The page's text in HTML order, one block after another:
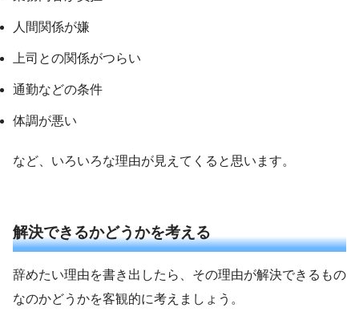
人間関係が嫌
上司との関係がつらい
通勤などの条件
体調が悪い
など、いろいろな理由が見えてくると思います。
解決できるかどうかを考える
辞めたい理由を書き出したら、その理由が解決できるもの
なのかどうかを客観的に考えましょう。